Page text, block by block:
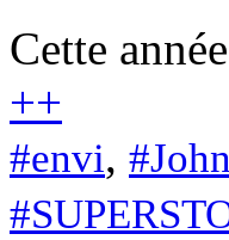
Cette
++
#envi,